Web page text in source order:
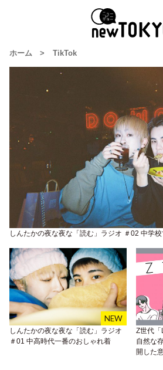
ホーム > TikTok
しんたかの夜な夜な「読む」ラジオ ＃02 中学
しんたかの夜な夜な「読む」ラジオ
＃01 中高時代一番のおしゃれ着
Z世代「
自然な
開した